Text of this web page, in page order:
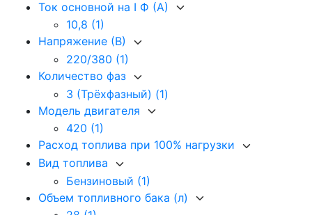
Ток основной на I Ф (А)
10,8 (1)
Напряжение (В)
220/380 (1)
Количество фаз
3 (Трёхфазный) (1)
Модель двигателя
420 (1)
Расход топлива при 100% нагрузки
Вид топлива
Бензиновый (1)
Объем топливного бака (л)